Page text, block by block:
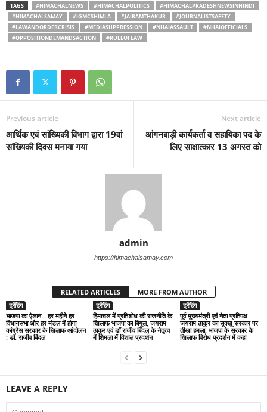
TAGS #HIMACHALNEWS #HIMACHALPOLITICS
#HIMACHALPRADESHNEWSINHINDI
#HIMACHALSAMAY
#IGMCSHIMLA #JAIRAMTHAKUR
#JOURNALISTSAFETY
#LAWANDORDERCRISIS
#MEDIASUPPRESSION #NHAIASSAULT
#NHAIOFFICIALS
#OPPOSITIONDEMANDSACTION
#RULEOFLAW
Previous article
आर्थिक एवं सांख्यिकी विभाग द्वारा 19वां
सांख्यिकी दिवस मनाया गया
Next article
आंगनबाड़ी कार्यकर्ता व सहायिका पद के
लिए साक्षात्कार 13 अगस्त को
admin
https://himachalsamay.com
RELATED ARTICLES MORE FROM AUTHOR
ट्रेंडिंग
भाजपा का ऐलान—हर महीने हर
विधानसभा और हर मंडल में होगा
कांग्रेस सरकार के खिलाफ आंदोलन
: डॉ. राजीव बिंदल
ट्रेंडिंग
हिमाचल में प्रतिशोध की राजनीति के
खिलाफ भाजपा का बिगुल, जयराम
ठाकुर एवं डॉ राजीव बिंदल के नेतृत्व
में शिमला में विशाल प्रदर्शन
ट्रेंडिंग
पूर्व मुख्यमंत्री एवं नेता प्रतिपक्ष
जयराम ठाकुर का सुक्खू सरकार पर
तीखा हमला, भाजपा के सरकार के
खिलाफ विरोध प्रदर्शन में कहा
LEAVE A REPLY